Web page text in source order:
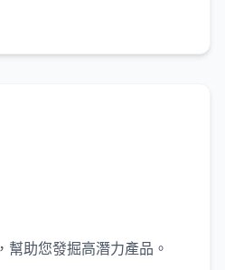
幫助您發掘高潛力產品。